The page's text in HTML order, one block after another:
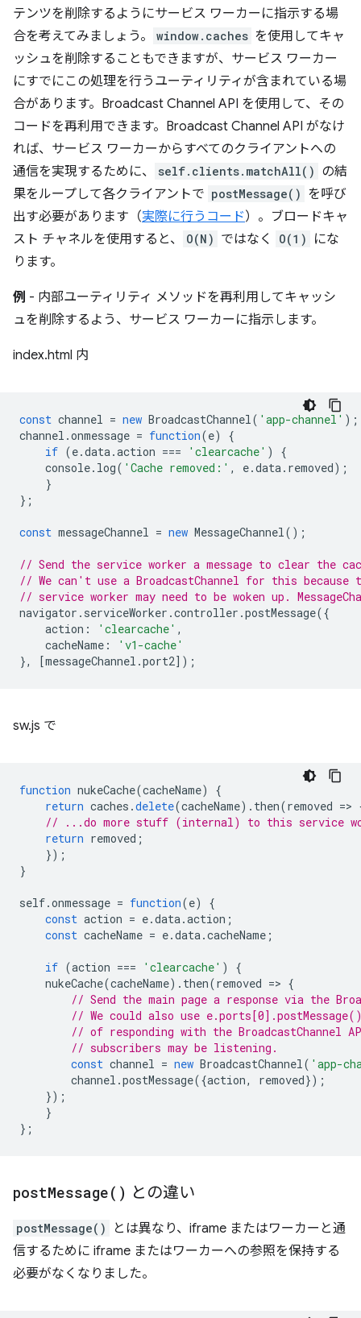
テンツを削除するようにサービス ワーカーに指示する場
合を考えてみましょう。
window.caches を使用してキャ
ッシュを削除することもできますが、サービス ワーカー
にすでにこの処理を行うユーティリティが含まれている場
合があります。Broadcast Channel API を使用して、その
コードを再利用できます。Broadcast Channel API がなけ
れば、サービス ワーカーからすべてのクライアントへの
通信を実現するために、
self.clients.matchAll() の結
果をループして各クライアントで postMessage() を呼び
出す必要があります（実際に行うコード）。ブロードキャ
スト チャネルを使用すると、
O(N) ではなく O(1)
にな
ります。
例 - 内部ユーティリティ メソッドを再利用してキャッシ
ュを削除するよう、サービス ワーカーに指示します。
index.html 内
const channel = new BroadcastChannel( 'app-channel' );
channel .onmessage = function(e)
{
if (e.data.action === 'clearcache' )
{
console. log( 'Cache removed:' , e.data. removed);
}
};
const messageChannel = new MessageChannel();
// Send the service worker a message to clear the
// We can't use a BroadcastChannel for this because
// service worker may need to be woken up.
navigator . serviceWorker .controller .postMessage({
action : 'clearcache' ,
cacheName :
'v1-cache'
},
[messageChannel .port2]);
sw.js で
function nukeCache(cacheName)
{
return caches .delete(cacheName). then(removed =>
// ...do more stuff (internal) to this service
return removed ;
});
}
self.onmessage = function(e)
{
const action = e.data.action ;
const cacheName = e.data.cacheName ;
if (action === 'clearcache' )
{
nukeCache(cacheName). then(removed => {
// Send the main page a response via the
// We could also use
// of responding with the BroadcastChannel
// subscribers may be listening.
const channel = new BroadcastChannel( 'app-
channel .postMessage({action, removed});
});
}
};
postMessage( ) との違い
postMessage()
とは異なり、iframe またはワーカーと通
信するために iframe またはワーカーへの参照を保持する
必要がなくなりました。